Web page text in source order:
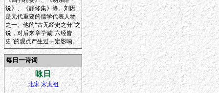
说》、《静修集》等。刘因
是元代重要的儒学代表人物
之一。他的“古无经史之分”之
说，对后来章学诚“六经皆
史”的观点产生过一定影响。
每日一诗词
咏日
北宋.宋太祖